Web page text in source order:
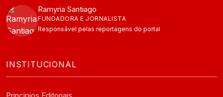
Ramyria Santiago
FUNDADORA E JORNALISTA
Responsável pelas reportagens do portal
INSTITUCIONAL